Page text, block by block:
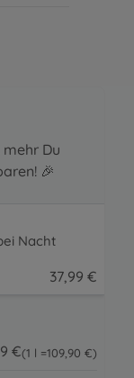
Du
🎉
Nacht
37,99 €
€(1 l =109,90 €
109.9 EUR )